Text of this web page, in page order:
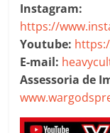
Instagram:
https://
Youtube:
E-mail:
Assessoria de